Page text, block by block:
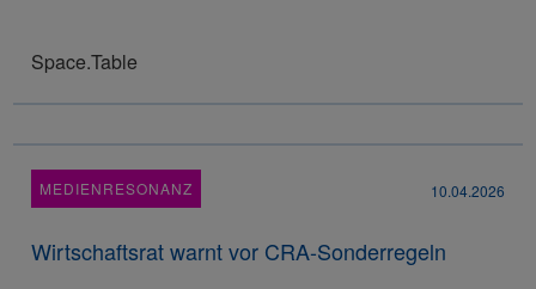
Space.Table
MEDIENRESONANZ 10.04.2026
Wirtschaftsrat warnt vor CRA-Sonderregeln